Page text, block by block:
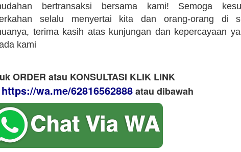
bertransaksi bersama kami! Semoga
selalu menyertai kita dan orang-orang di
terima kasih atas kunjungan dan kepercayaan
kami
ORDER atau KONSULTASI KLIK LINK
https://wa.me/62816562888​ atau dibawah